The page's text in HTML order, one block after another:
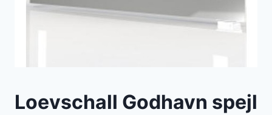
Loevschall Godhavn spejl